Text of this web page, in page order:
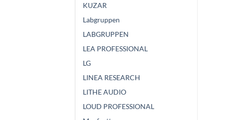
KUZAR
Labgruppen
LABGRUPPEN
LEA PROFESSIONAL
LG
LINEA RESEARCH
LITHE AUDIO
LOUD PROFESSIONAL